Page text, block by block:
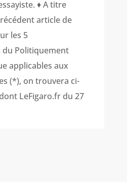
♦ A titre
article de
les 5
Politiquement
applicables aux
(*), on trouvera ci-
LeFigaro.fr du 27